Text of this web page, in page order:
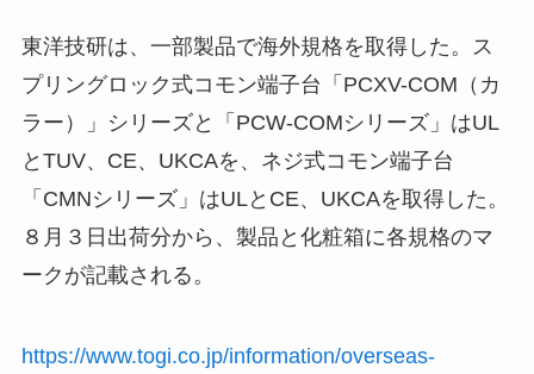
東洋技研は、一部製品で海外規格を取得した。ス
プリングロック式コモン端子台「PCXV-COM（カ
ラー）」シリーズと「PCW-COMシリーズ」はUL
とTUV、CE、UKCAを、ネジ式コモン端子台
「CMNシリーズ」はULとCE、UKCAを取得した。
８月３日出荷分から、製品と化粧箱に各規格のマ
ークが記載される。
https://www.togi.co.jp/information/overseas-